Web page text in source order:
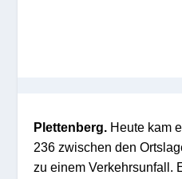
Plettenberg. Heute kam
236 zwischen den
zu einem Verkehrsunfall.